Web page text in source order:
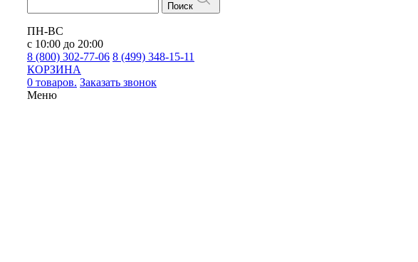
Поиск
ПН-ВС
с 10:00 до 20:00
8 (800) 302-77-06 8 (499) 348-15-11
КОРЗИНА
0 товаров. Заказать звонок
Меню